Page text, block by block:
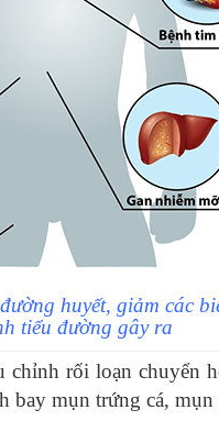
huyết, giảm các
tiểu đường gây ra
rối loạn chuyển
mụn trứng cá,